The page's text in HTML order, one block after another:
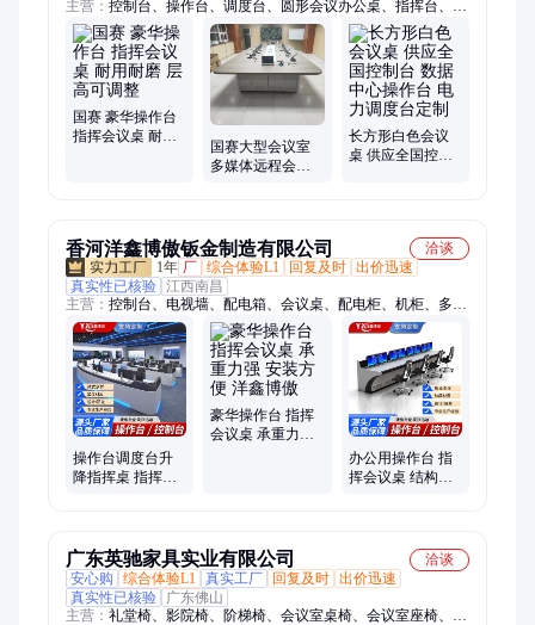
主营： 控制台、操作台、调度台、圆形会议办公桌、指挥台、监
控台、操控台、调度控制台、指挥控制台、监控控制台、应急指
挥台、智能控制台、智慧调度台、一体化调度台、模块化控制
台、定制控制台、操作台定制、电力调度台、能源调度台、交通
指挥台
国赛 豪华操作台
指挥会议桌 耐用
国赛大型会议室
多媒体远程会议
长方形白色会议
桌 供应全国控制
香河洋鑫博傲钣金制造有限公司
洽谈
1年 厂 综合体验L1 回复及时 出价迅速
真实性已核验 江西南昌
主营： 控制台、电视墙、配电箱、会议桌、配电柜、机柜、多媒
体桌、钣金壳体、操作台、监控杆
操作台调度台升
降指挥桌 指挥会
豪华操作台 指挥
会议桌 承重力强
办公用操作台 指
挥会议桌 结构简
广东英驰家具实业有限公司
洽谈
安心购
综合体验L1 真实工厂 回复及时 出价迅速
真实性已核验
广东佛山
主营： 礼堂椅、影院椅、阶梯椅、会议室桌椅、会议室座椅、课